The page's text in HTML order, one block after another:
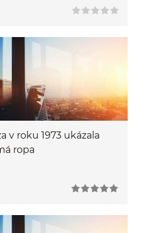
v roku 1973 ukázala
ropa